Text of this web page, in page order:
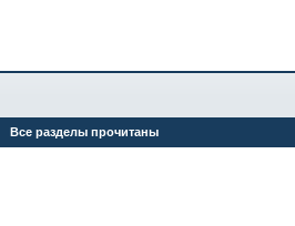
Все разделы прочитаны